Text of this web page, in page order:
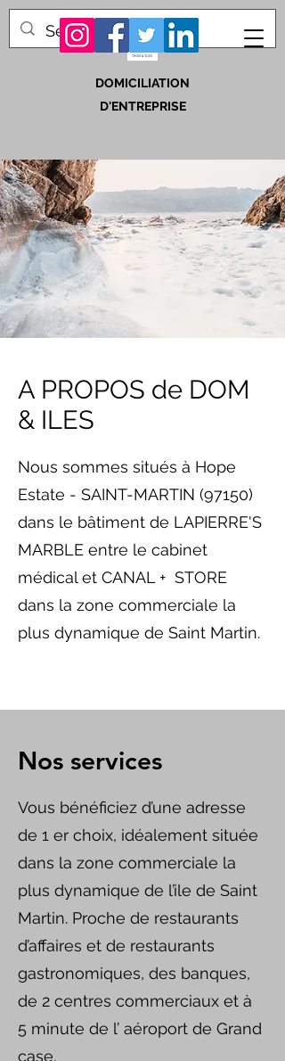
DOMICILIATION
D'ENTREPRISE
A PROPOS de DOM
& ILES
Nous sommes situés à Hope
Estate - SAINT-MARTIN (97150)
dans le bâtiment de LAPIERRE'S
MARBLE entre le cabinet
médical et CANAL + STORE
dans la zone commerciale la
plus dynamique de Saint Martin.
Nos services
Vous bénéficiez d’une adresse
de 1 er choix, idéalement située
dans la zone commerciale la
plus dynamique de l’ile de Saint
Martin. Proche de restaurants
d’affaires et de restaurants
gastronomiques, des banques,
de 2 centres commerciaux et à
5 minute de l’ aéroport de Grand
case.